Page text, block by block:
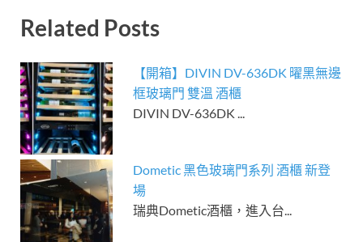
Related Posts
【開箱】DIVIN DV-636DK 曜黑無邊
框玻璃門 雙溫 酒櫃
DIVIN DV-636DK ...
Dometic 黑色玻璃門系列 酒櫃 新登
場
瑞典Dometic酒櫃，進入台...